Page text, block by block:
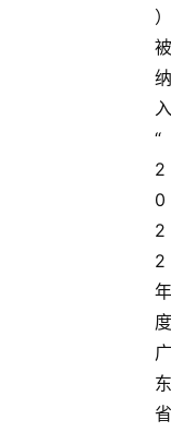
）
被
纳
入
“
2
0
2
2
年
度
广
东
省